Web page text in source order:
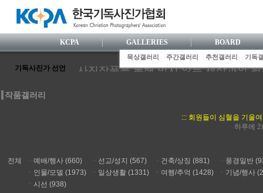
KCPA GALLERIES
묵상갤러리 주간갤러리 추천갤러리 기독
BOARD
기독사진가 선언
사진작품을 통해 믿지 않는 세상과의
한국사람 특유의 섬세한 감수성으로
정의와 사랑을 실천하는 사진 행위로,
사진영상 속에 기독교 복음을 담아내
작품갤러리
::: 회원들이 심혈을 기울
하루에 2
전체 ㆍ 예배/행사 (660) ㆍ 선교/성지 (567) ㆍ 건축/상징 (881) ㆍ 풍경일반
ㆍ 인물/모델 (1973) ㆍ 일상생활 (1331) ㆍ 여행/추억 (1428) ㆍ 기념/행사
ㆍ 시선 (938)